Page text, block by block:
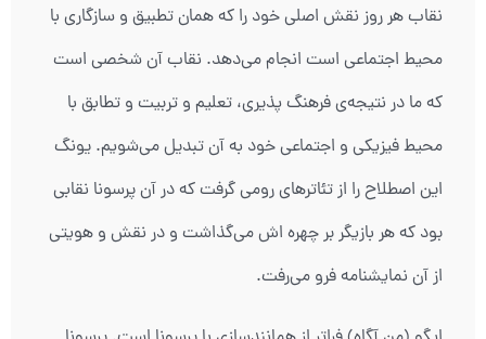
نقاب هر روز نقش اصلی خود را که همان تطبیق و سازگاری با
محیط اجتماعی است انجام می‌دهد. نقاب آن شخصی است
که ما در نتیجه‌ی فرهنگ پذیری، تعلیم و تربیت و تطابق با
محیط فیزیکی و اجتماعی خود به آن تبدیل می‌شویم. یونگ
این اصطلاح را از تئاترهای رومی گرفت که در آن پرسونا نقابی
بود که هر بازیگر بر چهره اش می‌گذاشت و در نقش و هویتی
از آن نمایشنامه فرو می‌رفت.